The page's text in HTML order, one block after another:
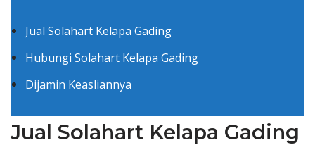
Jual Solahart Kelapa Gading
Hubungi Solahart Kelapa Gading
Dijamin Keasliannya
Jual Solahart Kelapa Gading